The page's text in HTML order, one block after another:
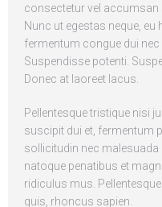
consectetur vel accumsan
Nunc ut egestas neque,
fermentum congue dui
Suspendisse potenti.
Donec at laoreet lacus.
Pellentesque tristique nisi
suscipit dui et, fermentum
sollicitudin nec
natoque penatibus et
ridiculus mus.
quis, rhoncus sapien.